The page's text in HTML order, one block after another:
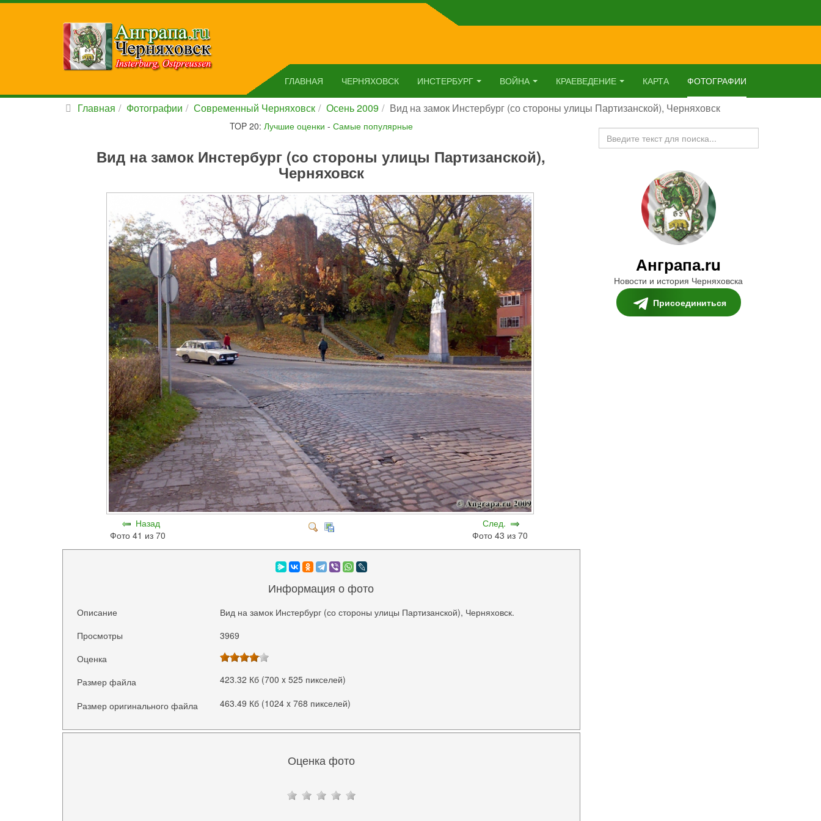
ГЛАВНАЯ ЧЕРНЯХОВСК ИНСТЕРБУРГ ВОЙНА КРАЕВЕДЕНИЕ КАРТА ФОТОГРАФИИ
Главная Фотографии Современный Черняховск Осень 2009 Вид на замок Инстербург (со стороны улицы Партизанской), Черняховск
TOP 20: Лучшие оценки - Самые популярные
Вид на замок Инстербург (со стороны улицы Партизанской),
Черняховск
Назад
Фото 41 из 70
След.
Фото 43 из 70
Информация о фото
Описание
Вид на замок Инстербург (со стороны улицы Партизанской), Черняховск.
Просмотры
3969
Оценка
Размер файла
423.32 Кб (700 x 525 пикселей)
Размер оригинального файла 463.49 Кб (1024 x 768 пикселей)
Оценка фото
Искать...
Анграпа.ru
Новости и история Черняховска
Присоединиться